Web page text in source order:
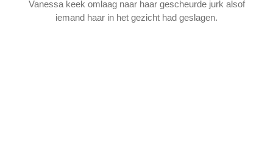
Vanessa keek omlaag naar haar gescheurde jurk alsof
iemand haar in het gezicht had geslagen.